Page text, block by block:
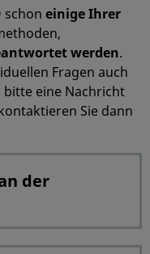
schon einige Ihrer
werden.
Fragen auch
bitte eine Nachricht
Sie dann
der